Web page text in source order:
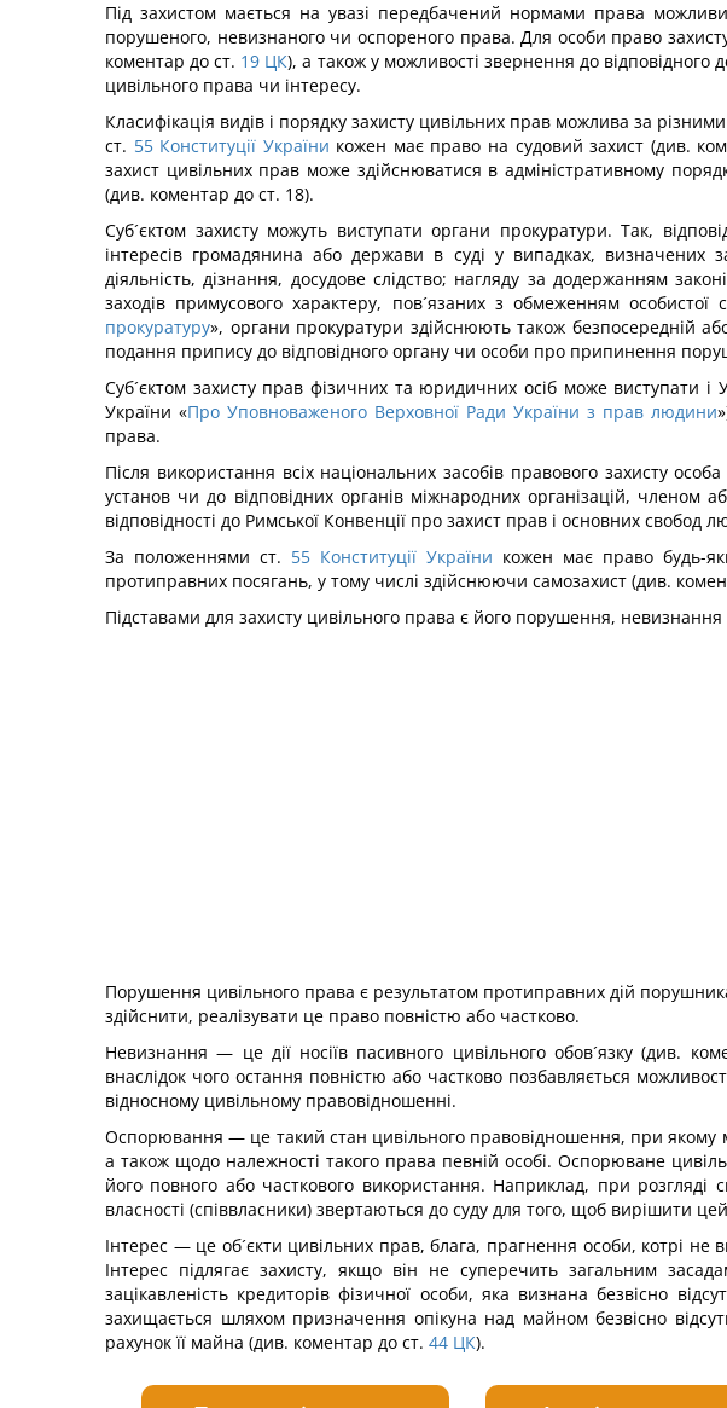
Під захистом мається на увазі передбачений нормами права
порушеного, невизнаного чи оспореного права. Для особи право
коментар до ст. 19 ЦК), а також у можливості звернення до
цивільного права чи інтересу.
Класифікація видів і порядку захисту цивільних прав можлива за
ст. 55 Конституції України кожен має право на судовий захист (див.
захист цивільних прав може здійснюватися в адміністративному
(див. коментар до ст. 18).
Суб´єктом захисту можуть виступати органи прокуратури. Так,
інтересів громадянина або держави в суді у випадках, визначених
діяльність, дізнання, досудове слідство; нагляду за додержанням
заходів примусового характеру, пов´язаних з обмеженням
прокуратуру», органи прокуратури здійснюють також безпосередній
подання припису до відповідного органу чи особи про припинення
Суб´єктом захисту прав фізичних та юридичних осіб може виступати
України «Про Уповноваженого Верховної Ради України з прав людини
права.
Після використання всіх національних засобів правового захисту
установ чи до відповідних органів міжнародних організацій,
відповідності до Римської Конвенції про захист прав і основних свобод
За положеннями ст. 55 Конституції України кожен має право будь-
протиправних посягань, у тому числі здійснюючи самозахист (див.
Підставами для захисту цивільного права є його порушення,
Порушення цивільного права є результатом протиправних дій
здійснити, реалізувати це право повністю або частково.
Невизнання — це дії носіїв пасивного цивільного обов´язку (див.
внаслідок чого остання повністю або частково позбавляється
відносному цивільному правовідношенні.
Оспорювання — це такий стан цивільного правовідношення, при якому
а також щодо належності такого права певній особі. Оспорюване
його повного або часткового використання. Наприклад, при розгляді
власності (співвласники) звертаються до суду для того, щоб вирішити
Інтерес — це об´єкти цивільних прав, блага, прагнення особи, котрі
Інтерес підлягає захисту, якщо він не суперечить загальним
зацікавленість кредиторів фізичної особи, яка визнана безвісно
захищається шляхом призначення опікуна над майном безвісно
рахунок її майна (див. коментар до ст. 44 ЦК).